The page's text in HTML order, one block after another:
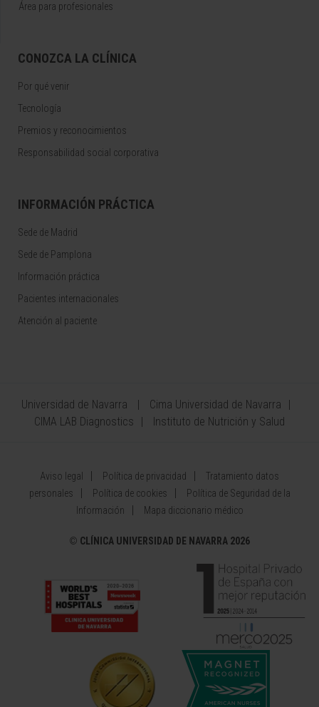
Área para profesionales
CONOZCA LA CLÍNICA
Por qué venir
Tecnología
Premios y reconocimientos
Responsabilidad social corporativa
INFORMACIÓN PRÁCTICA
Sede de Madrid
Sede de Pamplona
Información práctica
Pacientes internacionales
Atención al paciente
Universidad de Navarra
Cima Universidad de Navarra
CIMA LAB Diagnostics
Instituto de Nutrición y Salud
Aviso legal Política de privacidad
Tratamiento datos
personales
Política de cookies
Política de Seguridad de la
Información
Mapa diccionario médico
© CLÍNICA UNIVERSIDAD DE NAVARRA 2026